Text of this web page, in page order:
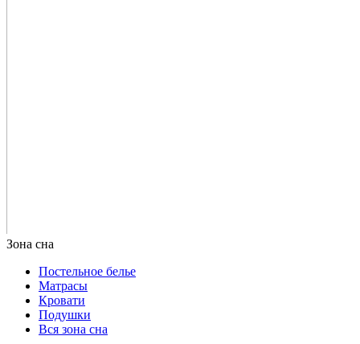
Постельное белье
Матрасы
Кровати
Подушки